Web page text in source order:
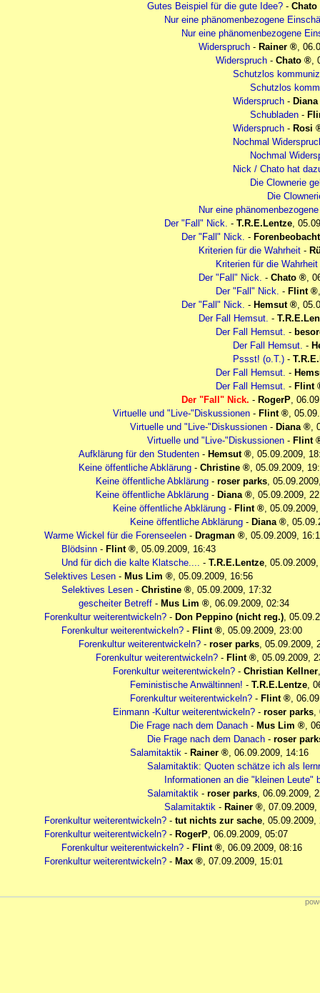
Gutes Beispiel für die gute Idee? - Chato
Nur eine phänomenbezogene
Nur eine phänomenbezogene
Widerspruch - Rainer ,
Widerspruch - Chato ,
Schutzlos
Schutzlos
Widerspruch - Diana
Schubladen -
Widerspruch - Rosi
Nochmal
Nochmal
Nick / Chato hat
Die Clownerie
Die
Nur eine
Der "Fall" Nick. - T.R.E.Lentze,
Der "Fall" Nick. -
Kriterien für die Wahrheit -
Kriterien für die Wahrheit
Der "Fall" Nick. - Chato ,
Der "Fall" Nick. - Flint
Der "Fall" Nick. - Hemsut ,
Der Fall Hemsut. -
Der Fall Hemsut. -
Der Fall Hemsut. -
Pssst! (o.T.) -
Der Fall Hemsut. -
Der Fall Hemsut. - Flint
Der "Fall" Nick. - RogerP,
Virtuelle und "Live-"Diskussionen - Flint ,
Virtuelle und "Live-"Diskussionen - Diana ,
Virtuelle und "Live-"Diskussionen - Flint
Aufklärung für den Studenten - Hemsut , 05.09.2009,
Keine öffentliche Abklärung - Christine , 05.09.2009,
Keine öffentliche Abklärung - roser parks,
Keine öffentliche Abklärung - Diana , 05.09.2009,
Keine öffentliche Abklärung - Flint ,
Keine öffentliche Abklärung - Diana ,
Warme Wickel für die Forenseelen - Dragman , 05.09.2009,
Blödsinn - Flint , 05.09.2009, 16:43
Und für dich die kalte Klatsche.... - T.R.E.Lentze,
Selektives Lesen - Mus Lim , 05.09.2009, 16:56
Selektives Lesen - Christine , 05.09.2009, 17:32
gescheiter Betreff - Mus Lim , 06.09.2009, 02:34
Forenkultur weiterentwickeln? - Don Peppino (nicht reg.),
Forenkultur weiterentwickeln? - Flint , 05.09.2009, 23:00
Forenkultur weiterentwickeln? - roser parks, 05.09.2009,
Forenkultur weiterentwickeln? - Flint , 05.09.2009,
Forenkultur weiterentwickeln? - Christian Kellner
Feministische Anwältinnen! - T.R.E.Lentze,
Forenkultur weiterentwickeln? - Flint ,
Einmann -Kultur weiterentwickeln? - roser parks,
Die Frage nach dem Danach - Mus Lim ,
Die Frage nach dem Danach - roser
Salamitaktik - Rainer , 06.09.2009, 14:16
Salamitaktik: Quoten schätze ich als
Informationen an die "kleinen Leute"
Salamitaktik - roser parks, 06.09.2009,
Salamitaktik - Rainer , 07.09.2009,
Forenkultur weiterentwickeln? - tut nichts zur sache, 05.09.2009,
Forenkultur weiterentwickeln? - RogerP, 06.09.2009, 05:07
Forenkultur weiterentwickeln? - Flint , 06.09.2009, 08:16
Forenkultur weiterentwickeln? - Max , 07.09.2009, 15:01